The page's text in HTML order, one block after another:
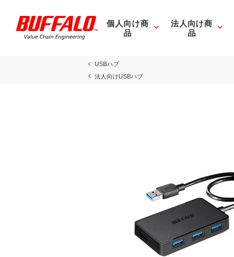
個人向け商
品
法人向け商
品
USBハブ
法人向けUSBハブ